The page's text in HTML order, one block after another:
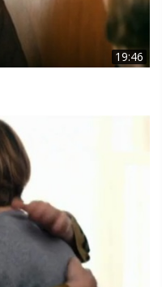
19:46